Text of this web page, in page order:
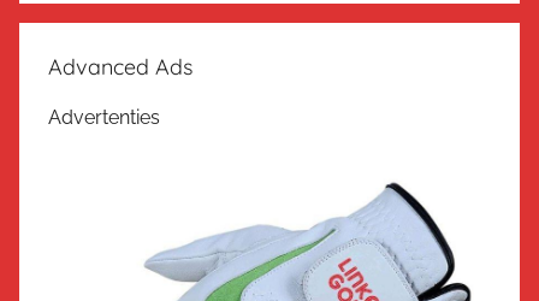
Advanced Ads
Advertenties